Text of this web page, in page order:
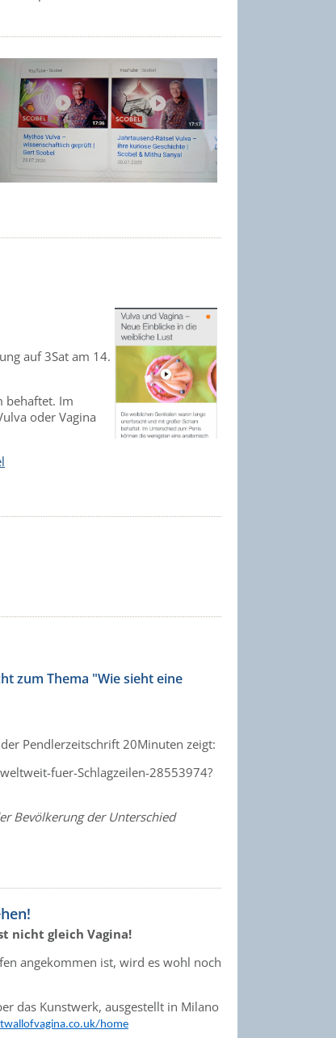
auf 3Sat am 14.
behaftet. Im
oder Vagina
zum Thema "Wie sieht eine
Pendlerzeitschrift 20Minuten zeigt:
fuer-Schlagzeilen-28553974?
Bevölkerung der Unterschied
nicht gleich Vagina!
angekommen ist, wird es wohl noch
das Kunstwerk, ausgestellt in Milano
home